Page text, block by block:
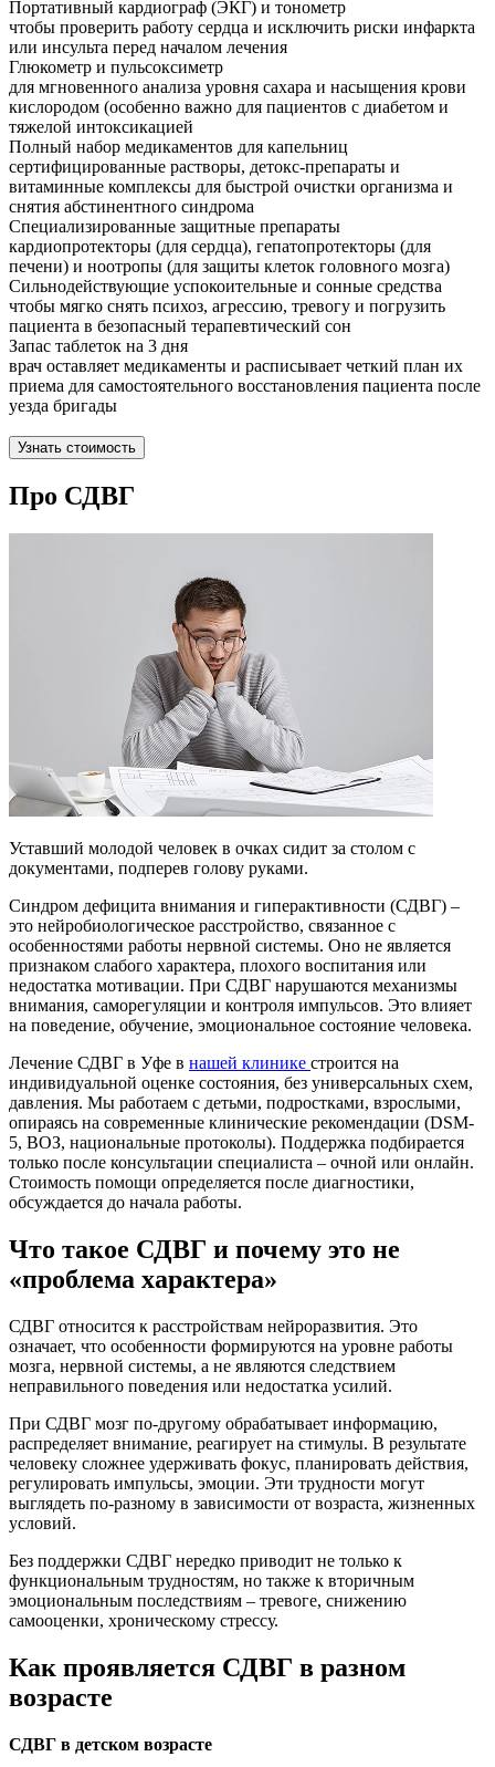
Портативный кардиограф (ЭКГ) и тонометр
чтобы проверить работу сердца и исключить риски инфаркта
или инсульта перед началом лечения
Глюкометр и пульсоксиметр
для мгновенного анализа уровня сахара и насыщения крови
кислородом (особенно важно для пациентов с диабетом и
тяжелой интоксикацией
Полный набор медикаментов для капельниц
сертифицированные растворы, детокс-препараты и
витаминные комплексы для быстрой очистки организма и
снятия абстинентного синдрома
Специализированные защитные препараты
кардиопротекторы (для сердца), гепатопротекторы (для
печени) и ноотропы (для защиты клеток головного мозга)
Сильнодействующие успокоительные и сонные средства
чтобы мягко снять психоз, агрессию, тревогу и погрузить
пациента в безопасный терапевтический сон
Запас таблеток на 3 дня
врач оставляет медикаменты и расписывает четкий план их
приема для самостоятельного восстановления пациента после
уезда бригады
Узнать стоимость
Про СДВГ
Уставший молодой человек в очках сидит за столом с
документами, подперев голову руками.
Синдром дефицита внимания и гиперактивности (СДВГ) –
это нейробиологическое расстройство, связанное с
особенностями работы нервной системы. Оно не является
признаком слабого характера, плохого воспитания или
недостатка мотивации. При СДВГ нарушаются механизмы
внимания, саморегуляции и контроля импульсов. Это влияет
на поведение, обучение, эмоциональное состояние человека.
Лечение СДВГ в Уфе в нашей клинике строится на
индивидуальной оценке состояния, без универсальных схем,
давления. Мы работаем с детьми, подростками, взрослыми,
опираясь на современные клинические рекомендации (DSM-
5, ВОЗ, национальные протоколы). Поддержка подбирается
только после консультации специалиста – очной или онлайн.
Стоимость помощи определяется после диагностики,
обсуждается до начала работы.
Что такое СДВГ и почему это не
«проблема характера»
СДВГ относится к расстройствам нейроразвития. Это
означает, что особенности формируются на уровне работы
мозга, нервной системы, а не являются следствием
неправильного поведения или недостатка усилий.
При СДВГ мозг по-другому обрабатывает информацию,
распределяет внимание, реагирует на стимулы. В результате
человеку сложнее удерживать фокус, планировать действия,
регулировать импульсы, эмоции. Эти трудности могут
выглядеть по-разному в зависимости от возраста, жизненных
условий.
Без поддержки СДВГ нередко приводит не только к
функциональным трудностям, но также к вторичным
эмоциональным последствиям – тревоге, снижению
самооценки, хроническому стрессу.
Как проявляется СДВГ в разном
возрасте
СДВГ в детском возрасте